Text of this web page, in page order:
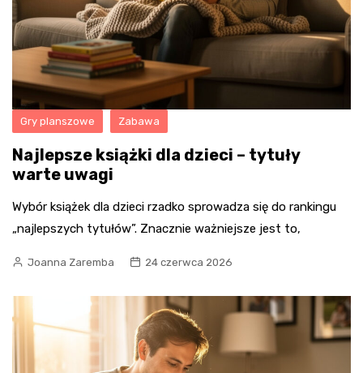
Gry planszowe Zabawa
Najlepsze książki dla dzieci – tytuły
warte uwagi
Wybór książek dla dzieci rzadko sprowadza się do rankingu
„najlepszych tytułów”. Znacznie ważniejsze jest to,
Joanna Zaremba 24 czerwca 2026